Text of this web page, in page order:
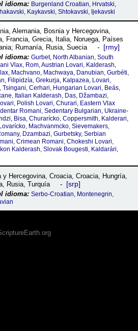
Burgenland Croatian, Hrvatski,
Kaykavski, Shtokavski, Ijekavski
, Alemania, Bosnia y Hercegovina,
, Francia, Grecia, Italia, Noruega, Países
Rumanía, Rusia, Suecia rmy
Gurbet, North Albanian, South
Vlax, Rom, Austrian Lovari, Kalderash,
Machvano, Machwaya, Danubian, Gurbéti,
Filipidzía, Grekurja, Kalpazea, Lovari,
Cerhari, Hungarian Lovari, Beás,
Italian Kalderash, Das, Džambazi,
Polish Lovari, Churari, Eastern Vlax
Romani, Sedentary Bulgarian, Ukraine-
Bisa, Churarícko, Coppersmith, Kalderari,
Machvanmcko, Sievemakers,
Dzambazi, Gurbetsky, Serbian
Crimean Romani, Chokeshi Lovari,
Kalderash, Slovak Bougesti, Kaldarári,
y Hercegovina, Croacia, Croacia, Hungría,
, Rusia, Turquía srp
Serbo-Croatian, Montenegrin,